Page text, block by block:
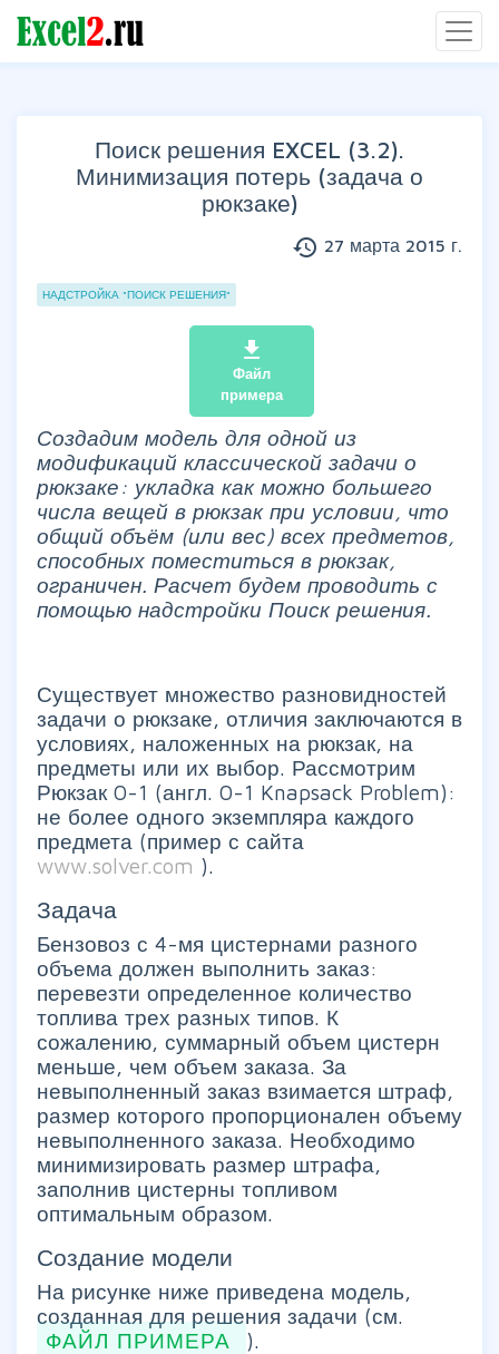
Поиск решения EXCEL (3.2).
Минимизация потерь (задача о
рюкзаке)
history 27 марта 2015 г.
Группы статей
НАДСТРОЙКА "ПОИСК РЕШЕНИЯ"
file_download
Файл
примера
Создадим модель для одной из
модификаций классической задачи о
рюкзаке: укладка как можно большего
числа вещей в рюкзак при условии, что
общий объём (или вес) всех предметов,
способных поместиться в рюкзак,
ограничен. Расчет будем проводить с
помощью надстройки Поиск решения.
Существует множество разновидностей
задачи о рюкзаке, отличия заключаются в
условиях, наложенных на рюкзак, на
предметы или их выбор. Рассмотрим
Рюкзак 0-1 (англ. 0-1 Knapsack Problem):
не более одного экземпляра каждого
предмета (пример с сайта
www.solver.com ).
Задача
Бензовоз с 4-мя цистернами разного
объема должен выполнить заказ:
перевезти определенное количество
топлива трех разных типов. К
сожалению, суммарный объем цистерн
меньше, чем объем заказа. За
невыполненный заказ взимается штраф,
размер которого пропорционален объему
невыполненного заказа. Необходимо
минимизировать размер штрафа,
заполнив цистерны топливом
оптимальным образом.
Создание модели
На рисунке ниже приведена модель,
созданная для решения задачи (см.
ФАЙЛ ПРИМЕРА
).